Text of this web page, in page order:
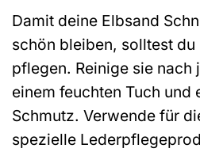
Damit deine Elbsand
schön bleiben, solltest
pflegen. Reinige sie nach
einem feuchten Tuch und
Schmutz. Verwende für
spezielle